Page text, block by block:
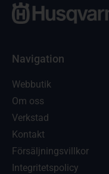
Navigation
Webbutik
Om oss
Verkstad
Kontakt
Försäljningsvillkor
Integritetspolicy